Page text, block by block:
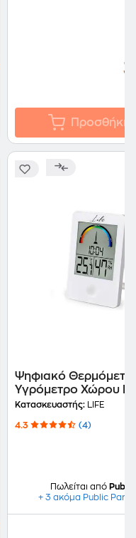
Προσθήκη
Ψηφιακό
Υγρόμετρο Χώρου
Λευκό
Κατασκευαστής: LIFE
4.3 (4)
Πωλείται από Public
+ 3 ακόμα Public